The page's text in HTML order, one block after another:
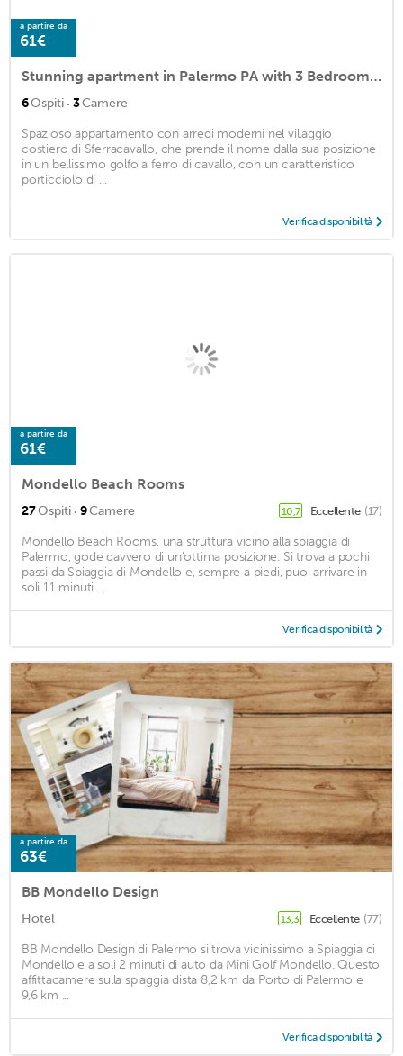
a partire da
61€
Stunning apartment in Palermo PA with 3 Bedrooms and WiFi
6Ospiti · 3Camere
Spazioso appartamento con arredi moderni nel villaggio
costiero di Sferracavallo, che prende il nome dalla sua posizione
in un bellissimo golfo a ferro di cavallo, con un caratteristico
porticciolo di ...
Verifica disponibilità
a partire da
61€
Mondello Beach Rooms
27Ospiti · 9Camere 10,7 Eccellente (17)
Mondello Beach Rooms, una struttura vicino alla spiaggia di
Palermo, gode davvero di un'ottima posizione. Si trova a pochi
passi da Spiaggia di Mondello e, sempre a piedi, puoi arrivare in
soli 11 minuti ...
Verifica disponibilità
a partire da
63€
BB Mondello Design
Hotel 13,3 Eccellente (77)
BB Mondello Design di Palermo si trova vicinissimo a Spiaggia di
Mondello e a soli 2 minuti di auto da Mini Golf Mondello. Questo
affittacamere sulla spiaggia dista 8,2 km da Porto di Palermo e
9,6 km ...
Verifica disponibilità